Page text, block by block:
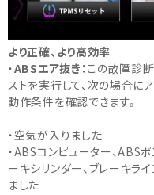
より正確、より高効率
・ABSエア抜き：この故障診
ストを実行して、次の場合に
動作条件を確認できます。
・空気が入りました
・ABSコンピューター、ABS
ーキシリンダー、ブレーキラ
ました